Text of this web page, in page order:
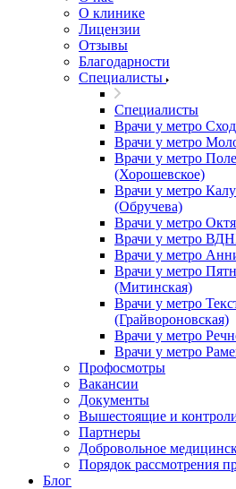
О клинике
Лицензии
Отзывы
Благодарности
Специалисты
Специалисты
Врачи у метро
Врачи у метро
Врачи у метро
(Хорошевское)
Врачи у метро
(Обручева)
Врачи у метро
Врачи у метро
Врачи у метро
Врачи у метро
(Митинская)
Врачи у метро
(Грайвороновская)
Врачи у метро
Врачи у метро
Профосмотры
Вакансии
Документы
Вышестоящие и
Партнеры
Добровольное
Порядок рассмотрения
Блог